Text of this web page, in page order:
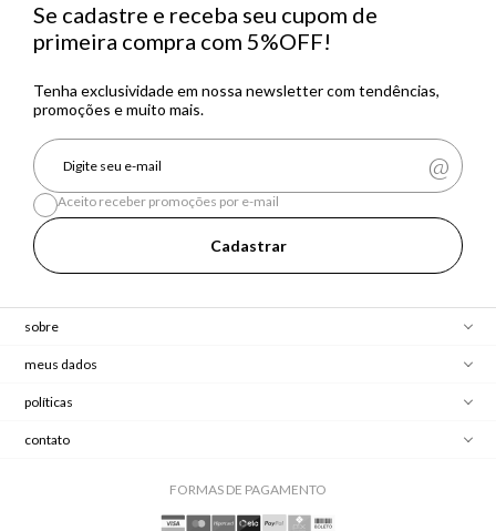
Se cadastre e receba seu cupom de
primeira compra com 5%OFF!
Tenha exclusividade em nossa newsletter com tendências,
promoções e muito mais.
Cadastrar
Aceito receber promoções por e-mail
sobre
meus dados
políticas
contato
FORMAS DE PAGAMENTO